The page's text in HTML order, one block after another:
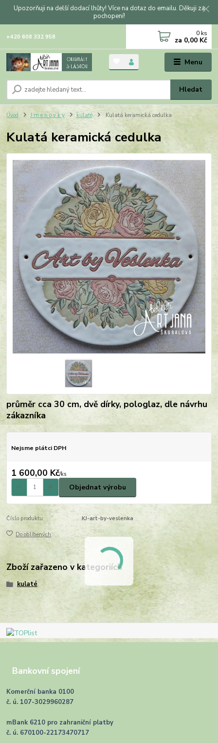
Upozorňuji na delší dodací lhůty! Více na dotaz do emailu. Děkuji za
pochopení!
Menu
Hledat
+420 608 332 958 0 ks
za 0,00 Kč
Úvod J m e n o v k y kulaté Kulatá keramická cedulka
Kulatá keramická cedulka
průměr cca 30 cm, dvě dírky, pologlaz, dle návrhu
zákazníka
Nejsme plátci DPH
1 600,00 Kč/ks
Objednat výrobu
Číslo produktu: KJ-art-by-veslenka
Do oblíbených
Zboží zařazeno v kategoriích
kulaté
Bankovní spojení
Komerční banka 0100
č. ú. 107-3029960287
mBank 6210 pro zahraniční platby
č. ú. 670100-22173470717